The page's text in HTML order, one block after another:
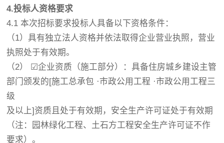
4.投标人资格要求
4.1 本次招标要求投标人具备以下资格条件：
（1）具有独立法人资格并依法取得企业营业执照，营业
执照处于有效期。
（2） ☑企业资质（施工部分）：具备住房城乡建设主管
部门颁发的[施工总承包 ·市政公用工程 ·市政公用工程三
级
及以上]资质且处于有效期，安全生产许可证处于有效期
（注：园林绿化工程、土石方工程安全生产许可证不作
要求）。